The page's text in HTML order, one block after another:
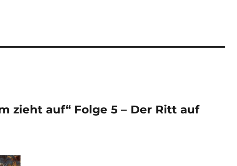
zieht auf“ Folge 5 – Der Ritt auf